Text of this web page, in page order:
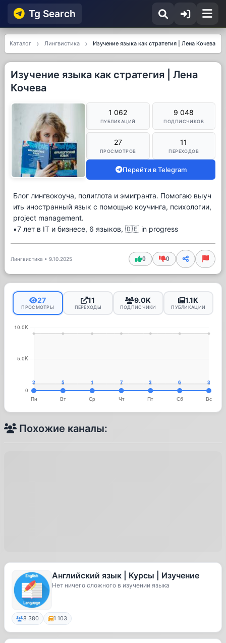
Tg Searсh
Каталог Лингвистика Изучение языка как стратегия | Лена Кочева
Изучение языка как стратегия | Лена
Кочева
1 062
ПУБЛИКАЦИЙ
9 048
ПОДПИСЧИКОВ
27
ПРОСМОТРОВ
11
ПЕРЕХОДОВ
Перейти в Telegram
Блог лингвокоуча, полиглота и эмигранта. Помогаю выуч
ить иностранный язык с помощью коучинга, психологии,
project management.
▪️7 лет в IT и бизнесе, 6 языков, 🇩🇪 in progress
Лингвистика • 9.10.2025 0 0
27
ПРОСМОТРЫ
11
ПЕРЕХОДЫ
9.0K
ПОДПИСЧИКИ
1.1K
ПУБЛИКАЦИИ
Похожие каналы:
Английский язык | Курсы | Изучение
Нет ничего сложного в изучении языка
8 380 1 103